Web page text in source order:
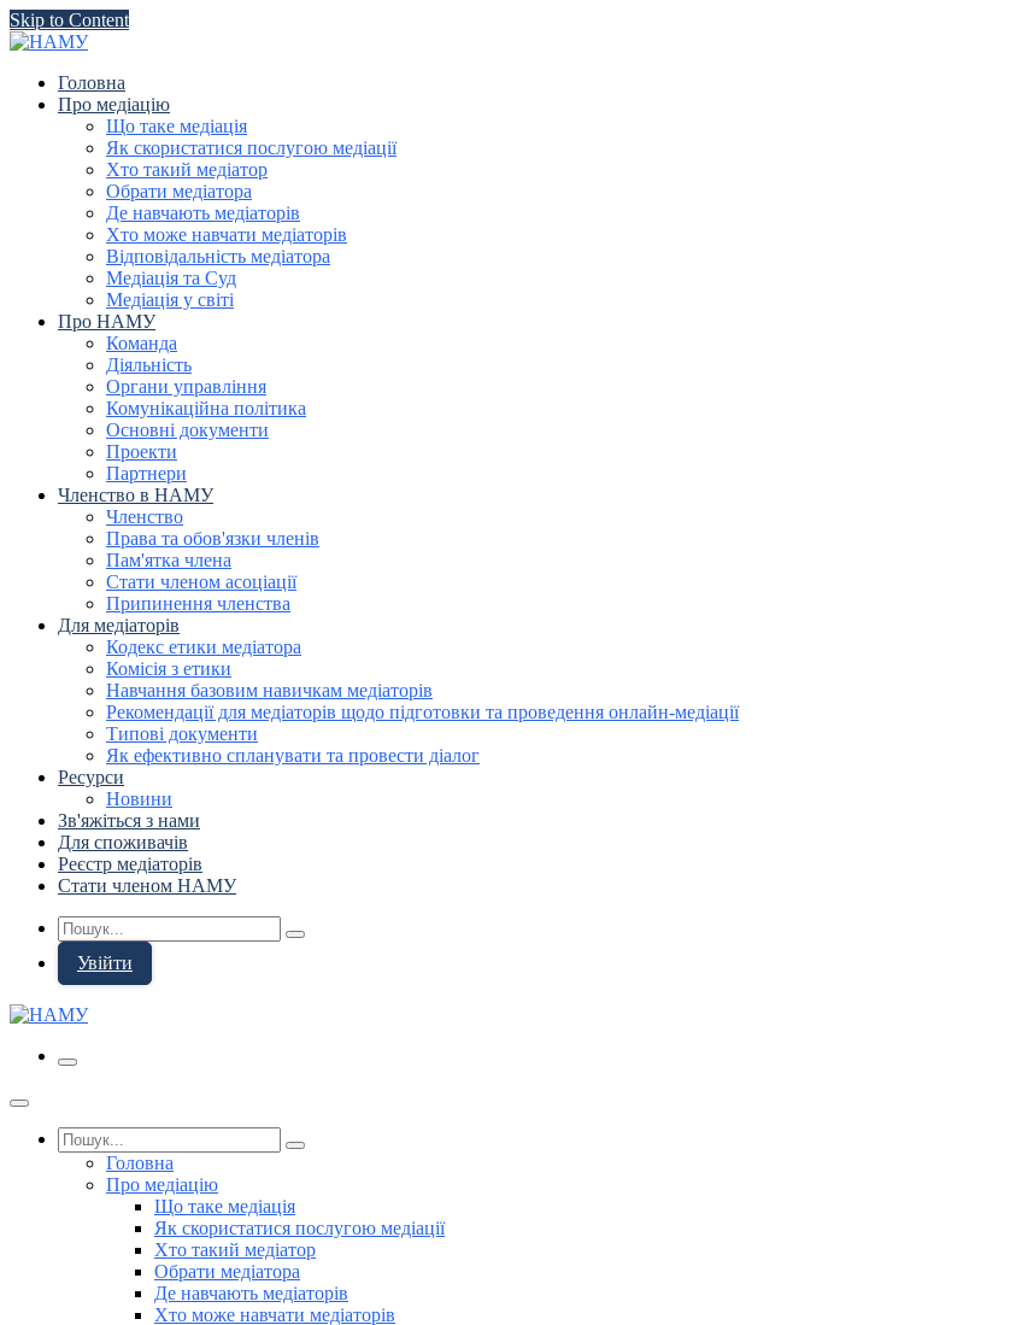
Skip to Content
Головна
Про медіацію
Що таке медіація
Як скористатися послугою медіації
Хто такий медіатор
Обрати медіатора
Де навчають медіаторів
Хто може навчати медіаторів
Відповідальність медіатора
Медіація та Суд
Медіація у світі
Про НАМУ
Команда
Діяльність
Органи управління
Комунікаційна політика
Основні документи
Проекти
Партнери
Членство в НАМУ
Членство
Права та обов'язки членів
Пам'ятка члена
Стати членом асоціації
Припинення членства
Для медіаторів
Кодекс етики медіатора
Комісія з етики
Навчання базовим навичкам медіаторів
Рекомендації для медіаторів щодо підготовки та проведення онлайн-медіації
Типові документи
Як ефективно спланувати та провести діалог
Ресурси
Новини
Зв'яжіться з нами
Для споживачів
Реєстр медіаторів
Стати членом НАМУ
Увійти
Головна
Про медіацію
Що таке медіація
Як скористатися послугою медіації
Хто такий медіатор
Обрати медіатора
Де навчають медіаторів
Хто може навчати медіаторів